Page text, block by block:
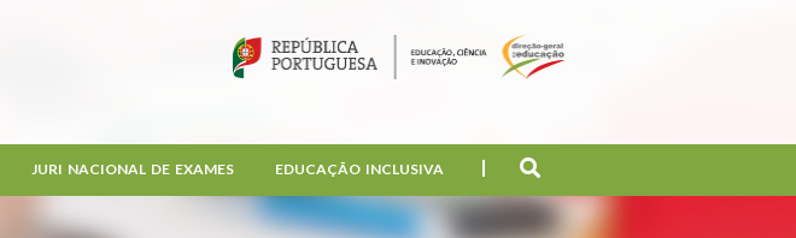
JURI NACIONAL DE EXAMES EDUCAÇÃO INCLUSIVA